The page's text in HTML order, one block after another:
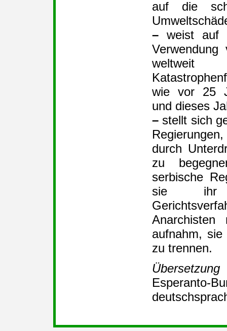
auf die
– weist auf
weltweit
wie vor 25
und dieses
– stellt sich
durch
zu
serbische
sie ihr
aufnahm,
zu trennen.
Übersetzung